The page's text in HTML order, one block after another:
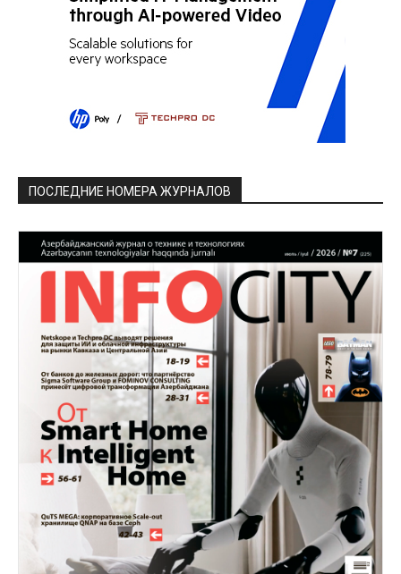
ПОСЛЕДНИЕ НОМЕРА ЖУРНАЛОВ